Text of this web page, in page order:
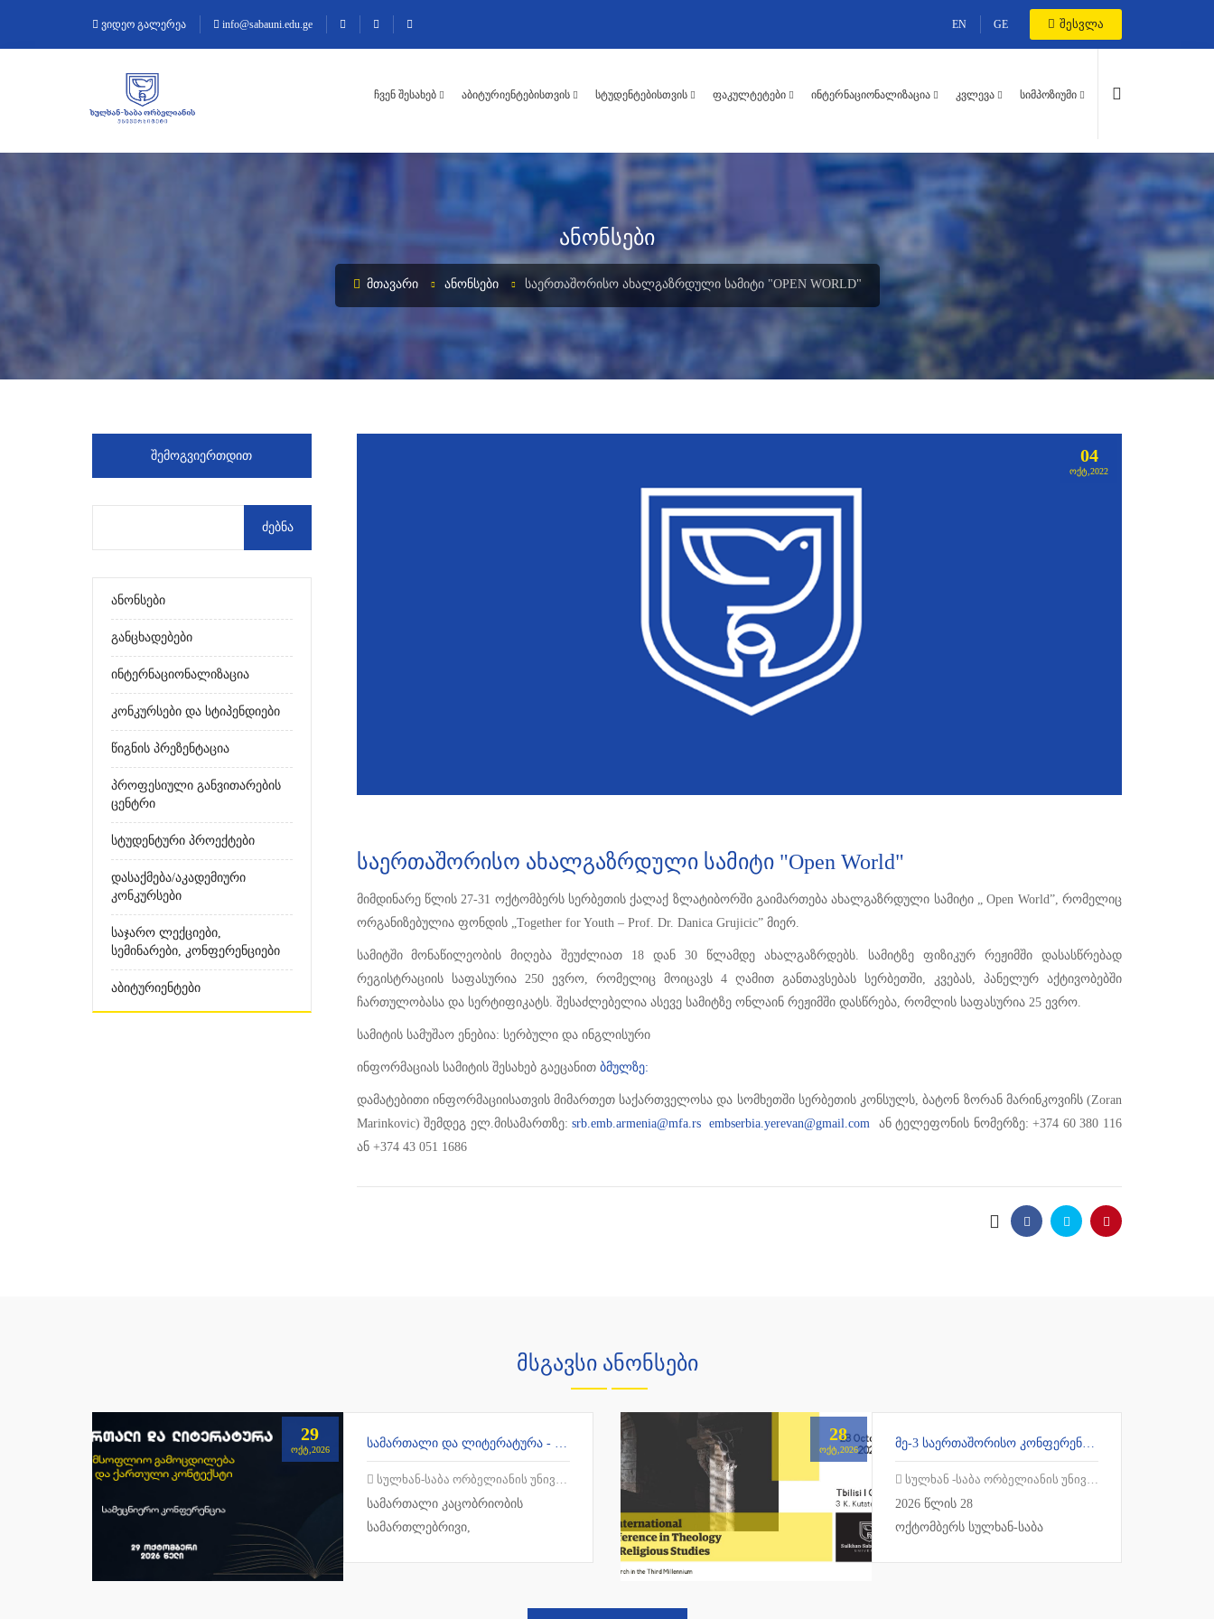
ვიდეო გალერეა info@sabauni.edu.ge EN GE შესვლა
ᲩᲕᲔᲜ ᲨᲔᲡᲐᲮᲔᲑ ᲐᲑᲘᲢᲣᲠᲘᲔᲜᲢᲔᲑᲘᲡᲗᲕᲘᲡ ᲡᲢᲣᲓᲔᲜᲢᲔᲑᲘᲡᲗᲕᲘᲡ ᲤᲐᲙᲣᲚᲢᲔᲢᲔᲑᲘ ᲘᲜᲢᲔᲠᲜᲐᲪᲘᲝᲜᲐᲚᲘᲖᲐᲪᲘᲐ ᲙᲕᲚᲔᲕᲐ ᲡᲘᲛᲞᲝᲖᲘᲣᲛᲘ
ანონსები
ᲛᲗᲐᲕᲐᲠᲘ ᲐᲜᲝᲜᲡᲔᲑᲘ ᲡᲐᲔᲠᲗᲐᲨᲝᲠᲘᲡᲝ ᲐᲮᲐᲚᲒᲐᲖᲠᲓᲣᲚᲘ ᲡᲐᲛᲘᲢᲘ "OPEN WORLD"
04
ᲝᲥᲢ,2022
საერთაშორისო ახალგაზრდული სამიტი "Open World"
მიმდინარე წლის 27-31 ოქტომბერს სერბეთის ქალაქ ზლატიბორში გაიმართება ახალგაზრდული სამიტი „ Open World”, რომელიც
ორგანიზებულია ფონდის „Together for Youth – Prof. Dr. Danica Grujicic” მიერ.
სამიტში მონაწილეობის მიღება შეუძლიათ 18 დან 30 წლამდე ახალგაზრდებს. სამიტზე ფიზიკურ რეჟიმში დასასწრებად
რეგისტრაციის საფასურია 250 ევრო, რომელიც მოიცავს 4 ღამით განთავსებას სერბეთში, კვებას, პანელურ აქტივობებში
ჩართულობასა და სერტიფიკატს. შესაძლებელია ასევე სამიტზე ონლაინ რეჟიმში დასწრება, რომლის საფასურია 25 ევრო.
სამიტის სამუშაო ენებია: სერბული და ინგლისური
ინფორმაციას სამიტის შესახებ გაეცანით ბმულზე:
დამატებითი ინფორმაციისათვის მიმართეთ საქართველოსა და სომხეთში სერბეთის კონსულს, ბატონ ზორან მარინკოვიჩს (Zoran
Marinkovic) შემდეგ ელ.მისამართზე:srb.emb.armenia@mfa.rs embserbia.yerevan@gmail.com ან ტელეფონის ნომერზე: +374 60 380 116
ან +374 43 051 1686
ᲨᲔᲛᲝᲒᲕᲘᲔᲠᲗᲓᲘᲗ
Ანონსები
Განცხადებები
Ინტერნაციონალიზაცია
Კონკურსები Და Სტიპენდიები
Წიგნის Პრეზენტაცია
Პროფესიული Განვითარების
Ცენტრი
Სტუდენტური Პროექტები
Დასაქმება/აკადემიური
Კონკურსები
Საჯარო Ლექციები,
Სემინარები, Კონფერენციები
Აბიტურიენტები
მსგავსი ანონსები
29
ᲝᲥᲢ,2026 ᲡᲐᲛᲐᲠᲗᲐᲚᲘ ᲓᲐ ᲚᲘᲢᲔᲠᲐᲢᲣᲠᲐ - ᲛᲡᲝᲤᲚᲘᲝ ᲒᲐᲛᲝᲪᲓᲘᲚᲔᲑᲐ ᲓᲐ ᲥᲐᲠᲗᲣᲚᲘ ᲙᲝᲜᲢᲔᲥᲡᲢᲘ
სულხან-საბა ორბელიანის უნივერსიტეტი
სამართალი კაცობრიობის
სამართლებრივი,
28
ᲝᲥᲢ,2026 ᲛᲔ-3 ᲡᲐᲔᲠᲗᲐᲨᲝᲠᲘᲡᲝ ᲙᲝᲜᲤᲔᲠᲔᲜᲪᲘᲐ ᲗᲔᲝᲚᲝᲒᲘᲐᲡᲐ ᲓᲐ ᲠᲔᲚᲘᲒᲘᲘᲡ ᲙᲕᲚᲔᲕᲔᲑᲨᲘ - „ᲔᲙᲚᲔᲡᲘᲐ ᲛᲔᲡᲐᲛᲔ ᲐᲗᲐᲡᲬᲚᲔᲣᲚᲨᲘ“
სულხან -საბა ორბელიანის უნივერსიტეტი
2026 წლის 28
ოქტომბერს სულხან-საბა